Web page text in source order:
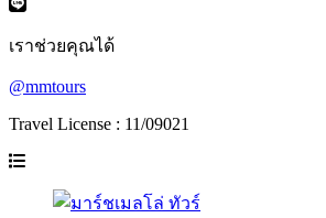
เราช่วยคุณได้
@mmtours
Travel License : 11/09021